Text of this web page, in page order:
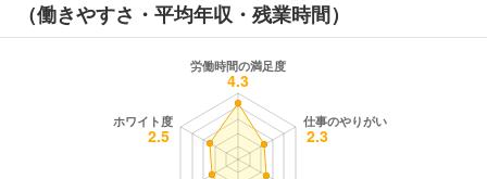
（働きやすさ・平均年収・残業時間）